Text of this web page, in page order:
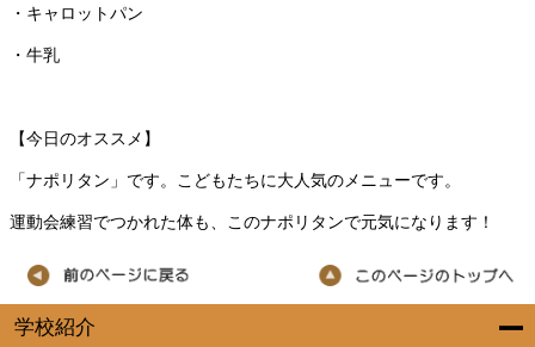
学校紹介
・キャロットパン
・牛乳
【今日のオススメ】
「ナポリタン」です。こどもたちに大人気のメニューです。
運動会練習でつかれた体も、このナポリタンで元気になります！